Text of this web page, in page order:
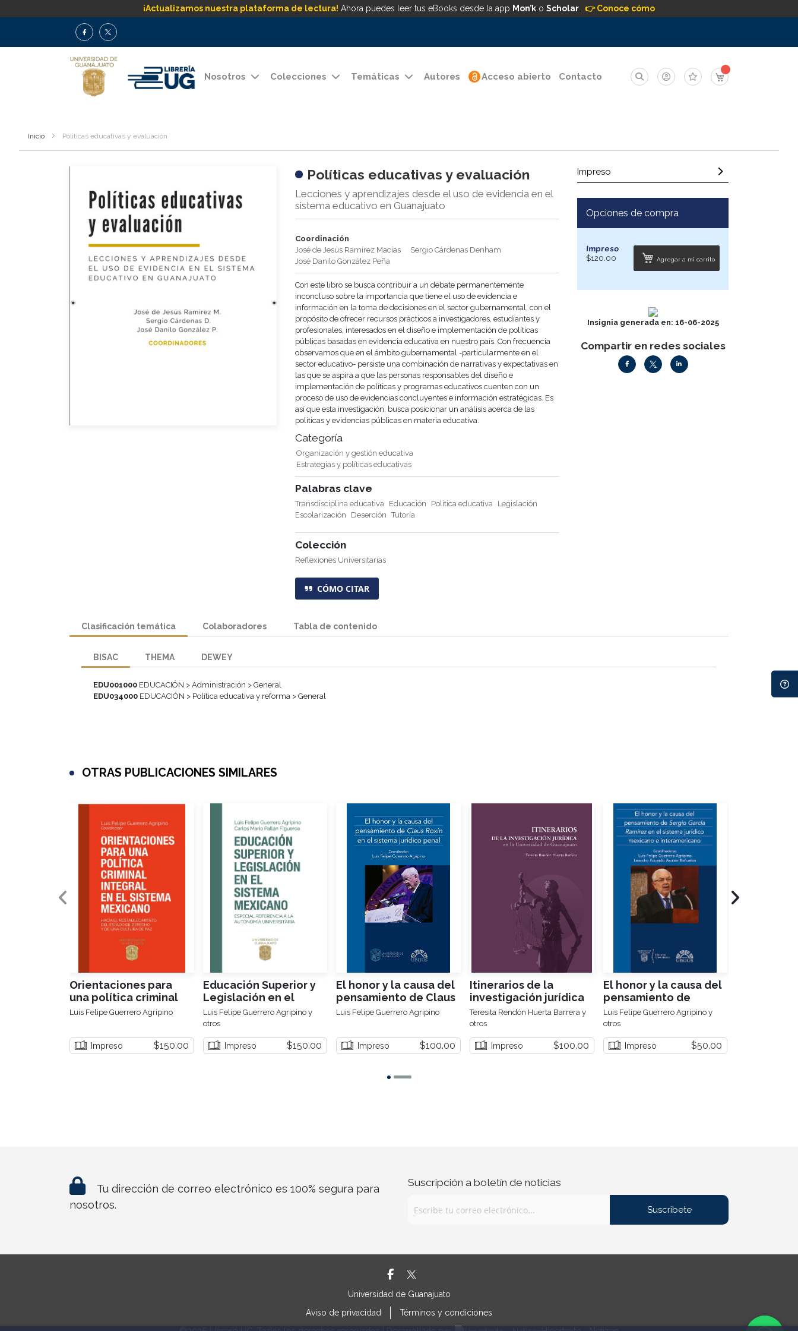
¡Actualizamos nuestra plataforma de lectura! Ahora puedes leer tus eBooks desde la app Mon’k oScholar 👉 Conoce cómo
Nosotros Colecciones Temáticas Autores Acceso abierto Contacto Mi carrito
Inicio Políticas educativas y evaluación
Políticas educativas y evaluación
Lecciones y aprendizajes desde el uso de evidencia en el
sistema educativo en Guanajuato
Coordinación
José de Jesús Ramírez Macías
Sergio Cárdenas Denham
José Danilo González Peña
Con este libro se busca contribuir a un debate permanentemente
inconcluso sobre la importancia que tiene el uso de evidencia e
información en la toma de decisiones en el sector gubernamental, con el
propósito de ofrecer recursos prácticos a investigadores, estudiantes y
profesionales, interesados en el diseño e implementación de políticas
públicas basadas en evidencia educativa en nuestro país. Con frecuencia
observamos que en el ámbito gubernamental -particularmente en el
sector educativo- persiste una combinación de narrativas y expectativas en
las que se aspira a que las personas responsables del diseño e
implementación de políticas y programas educativos cuenten con un
proceso de uso de evidencias concluyentes e información estratégicas. Es
así que esta investigación, busca posicionar un análisis acerca de las
políticas y evidencias públicas en materia educativa.
Categoría
Organización y gestión educativa
Estrategias y políticas educativas
Palabras clave
Transdisciplina educativa Educación Política educativa Legislación
Escolarización
Deserción Tutoría
Colección
Reflexiones Universitarias
CÓMO CITAR
Impreso
Opciones de compra
Impreso
$120.00
Agregar a mi carrito
Insignia generada en: 16-06-2025
Compartir en redes sociales
Clasificación temática
BISAC
EDU001000 EDUCACIÓN > Administración > General
EDU034000 EDUCACIÓN > Política educativa y reforma > General
THEMA DEWEY
Colaboradores Tabla de contenido
OTRAS PUBLICACIONES SIMILARES
Orientaciones para
una política criminal
integral en el sistema
Luis Felipe Guerrero Agripino
Impreso $150.00
Educación Superior y
Legislación en el
Sistema Mexicano
Luis Felipe Guerrero Agripino y
otros
Impreso $150.00
El honor y la causa del
pensamiento de Claus
Roxin en el sistema
Luis Felipe Guerrero Agripino
Impreso $100.00
Itinerarios de la
investigación jurídica
en la Universidad de
Guanajuato
Teresita Rendón Huerta Barrera y
otros
Impreso $100.00
El honor y la causa del
pensamiento de
Sergio García Ramírez
en el sistema jurídico
mexicano e
interamericano
Luis Felipe Guerrero Agripino y
otros
Impreso $50.00
Tu dirección de correo electrónico es 100% segura para
nosotros.
Suscripción a boletín de noticias
Suscríbete
Universidad de Guanajuato
Aviso de privacidad
Términos y condiciones